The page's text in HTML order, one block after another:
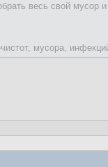
весь свой мусор и
мусора,